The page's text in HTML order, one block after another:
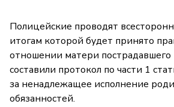
Полицейские проводят
итогам которой будет принято
отношении матери пострадавшего
составили протокол по части 1
за ненадлежащее исполнение
обязанностей.